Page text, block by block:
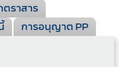
ราสาร
การอนุญาต PP